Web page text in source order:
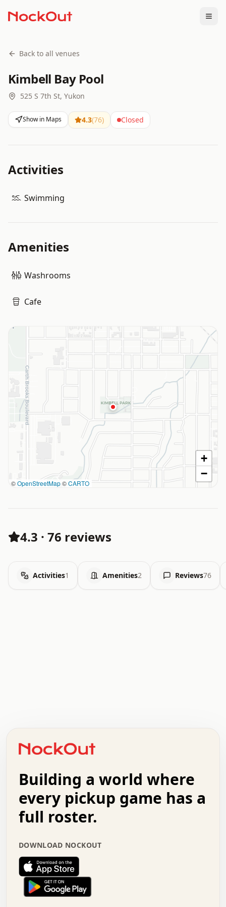
Back to all venues
Kimbell Bay Pool
525 S 7th St, Yukon
Show in Maps 4.3(76) Closed
Activities
Swimming
Amenities
Washrooms
Cafe
©OpenStreetMap©CARTO
+
−
4.3 · 76 reviews
Activities1 Amenities2 Reviews76
+   .   .   .   .   .   .   .   .   .   +   .   .
.   .   .   .   .   .   .   .   .   .   .   :   .
.   .   .   .   +   .   .   .   .   .   .   .   +
.   :   .   .   .   .   .   .   .   .   o   .   .
.   .   x   .   .   .   .   .   .   :   .   .   o
.   .   .   .   :   .   .   .   .   o   .   .   .
.   .   .   .   .   .   .   :   .   .   .   .   .
.   .   .   .   .   .   .   +   .   .   x   .   .
.   .   .   .   .   :   +   .   .   .   .   .   o
.   .   .   .   .   .   .   .   .   .   .   .   .
.   .   :   o   .   .   .   .   .   .   .   +   .
.   o   .   .   .   .   x   .   .   .   .   .   .
Building a world where
every pickup game has a
full roster.
DOWNLOAD NOCKOUT